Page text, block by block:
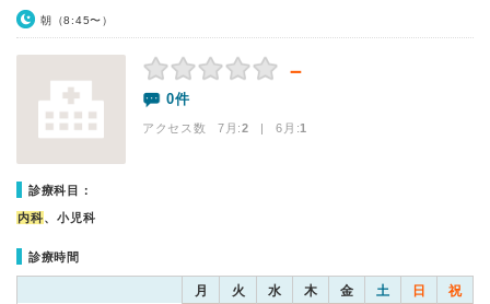
朝（8:45〜）
－
0件
アクセス数 7月:2 | 6月:1
診療科目：
内科、小児科
診療時間
月 火 水 木 金 土 日 祝